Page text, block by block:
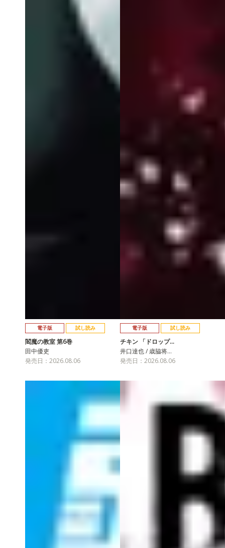
電子版 試し読み
閻魔の教室 第6巻
田中優吏
発売日：2026.08.06
電子版 試し読み
チキン 「ドロップ…
井口達也 / 歳脇将…
発売日：2026.08.06